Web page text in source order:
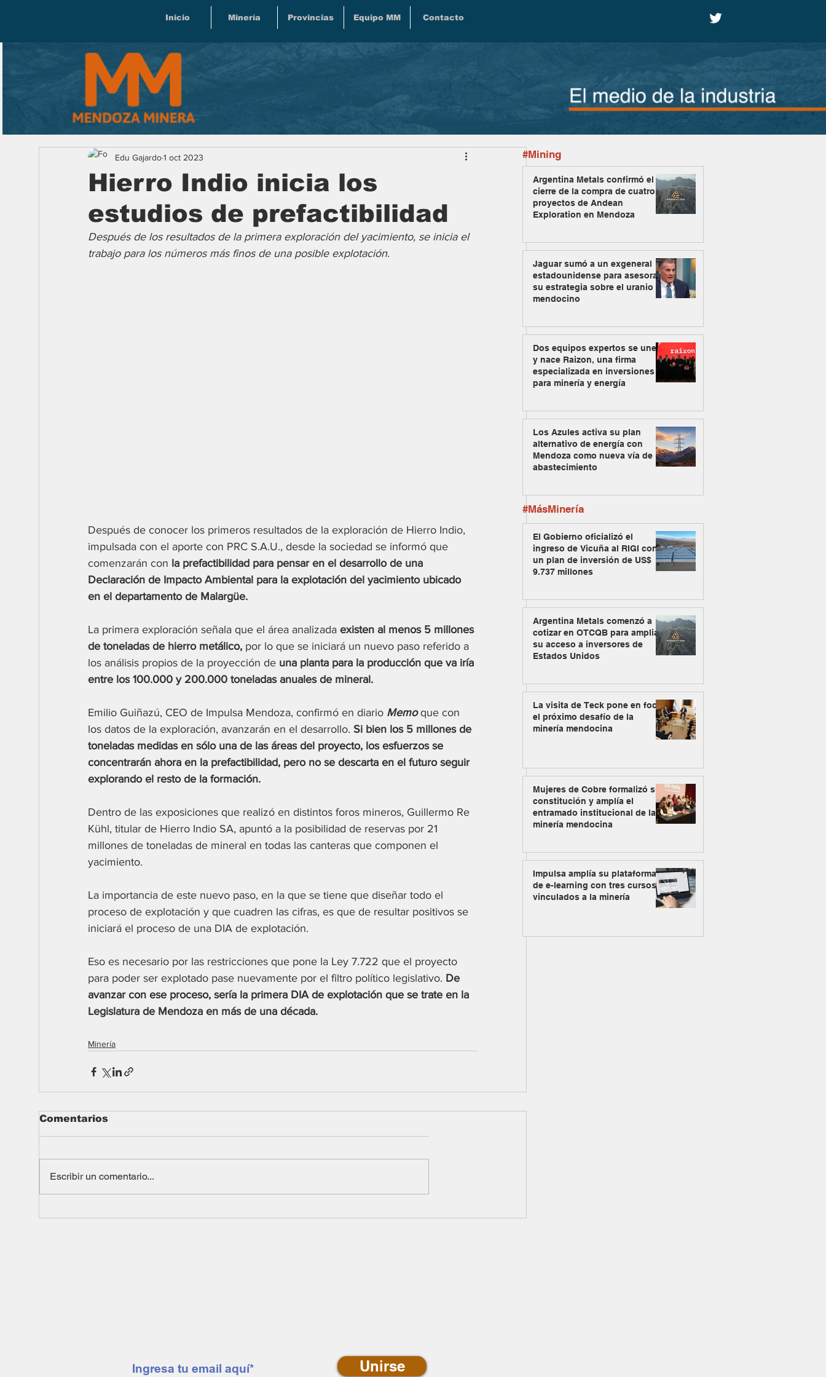
Inicio Minería Provincias Equipo MM Contacto
Hierro Indio inicia los
estudios de prefactibilidad
Edu Gajardo1 oct 2023
Después de los resultados de la primera exploración del yacimiento, se inicia el
trabajo para los números más finos de una posible explotación.
Después de conocer los primeros resultados de la exploración de Hierro Indio,
impulsada con el aporte con PRC S.A.U., desde la sociedad se informó que
comenzarán con la prefactibilidad para pensar en el desarrollo de una
Declaración de Impacto Ambiental para la explotación del yacimiento ubicado
en el departamento de Malargüe.
La primera exploración señala que el área analizada existen al menos 5 millones
de toneladas de hierro metálico, por lo que se iniciará un nuevo paso referido a
los análisis propios de la proyección de una planta para la producción que va iría
entre los 100.000 y 200.000 toneladas anuales de mineral.
Emilio Guiñazú, CEO de Impulsa Mendoza, confirmó en diario Memo que con
los datos de la exploración, avanzarán en el desarrollo. Si bien los 5 millones de
toneladas medidas en sólo una de las áreas del proyecto, los esfuerzos se
concentrarán ahora en la prefactibilidad, pero no se descarta en el futuro seguir
explorando el resto de la formación.
Dentro de las exposiciones que realizó en distintos foros mineros, Guillermo Re
Kühl, titular de Hierro Indio SA, apuntó a la posibilidad de reservas por 21
millones de toneladas de mineral en todas las canteras que componen el
yacimiento.
La importancia de este nuevo paso, en la que se tiene que diseñar todo el
proceso de explotación y que cuadren las cifras, es que de resultar positivos se
iniciará el proceso de una DIA de explotación.
Eso es necesario por las restricciones que pone la Ley 7.722 que el proyecto
para poder ser explotado pase nuevamente por el filtro político legislativo. De
avanzar con ese proceso, sería la primera DIA de explotación que se trate en la
Legislatura de Mendoza en más de una década.
Minería
Comentarios
Escribir un comentario...
El Gobierno oficializó el
ingreso de Vicuña al RIGI con
un plan de inversión de US$
9.737 millones
Argentina Metals comenzó a
cotizar en OTCQB para ampliar
su acceso a inversores de
Estados Unidos
La visita de Teck pone en foco
el próximo desafío de la
minería mendocina
Mujeres de Cobre formalizó su
constitución y amplía el
entramado institucional de la
minería mendocina
Impulsa amplía su plataforma
de e-learning con tres cursos
vinculados a la minería
#Mining
Argentina Metals confirmó el
cierre de la compra de cuatro
proyectos de Andean
Exploration en Mendoza
Jaguar sumó a un exgeneral
estadounidense para asesorar
su estrategia sobre el uranio
mendocino
Dos equipos expertos se unen
y nace Raizon, una firma
especializada en inversiones
para minería y energía
Los Azules activa su plan
alternativo de energía con
Mendoza como nueva vía de
abastecimiento
#MásMinería
Unirse